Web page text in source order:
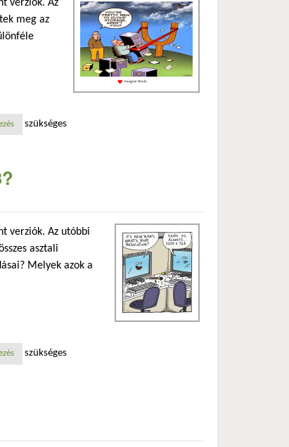
verziók. Az
meg az
szükséges
verziók. Az utóbbi
asztali
Melyek azok a
szükséges